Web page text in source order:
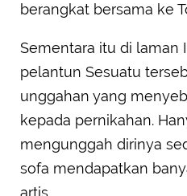
berangkat bersama ke
Sementara itu di laman
pelantun Sesuatu
unggahan yang
kepada pernikahan.
mengunggah dirinya
sofa mendapatkan
artis.